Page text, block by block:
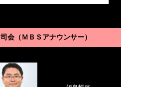
司会（ＭＢＳアナウンサー）